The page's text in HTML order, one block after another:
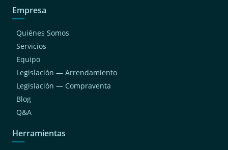
Empresa
Quiénes Somos
Servicios
Equipo
Legislación — Arrendamiento
Legislación — Compraventa
Blog
Q&A
Herramientas